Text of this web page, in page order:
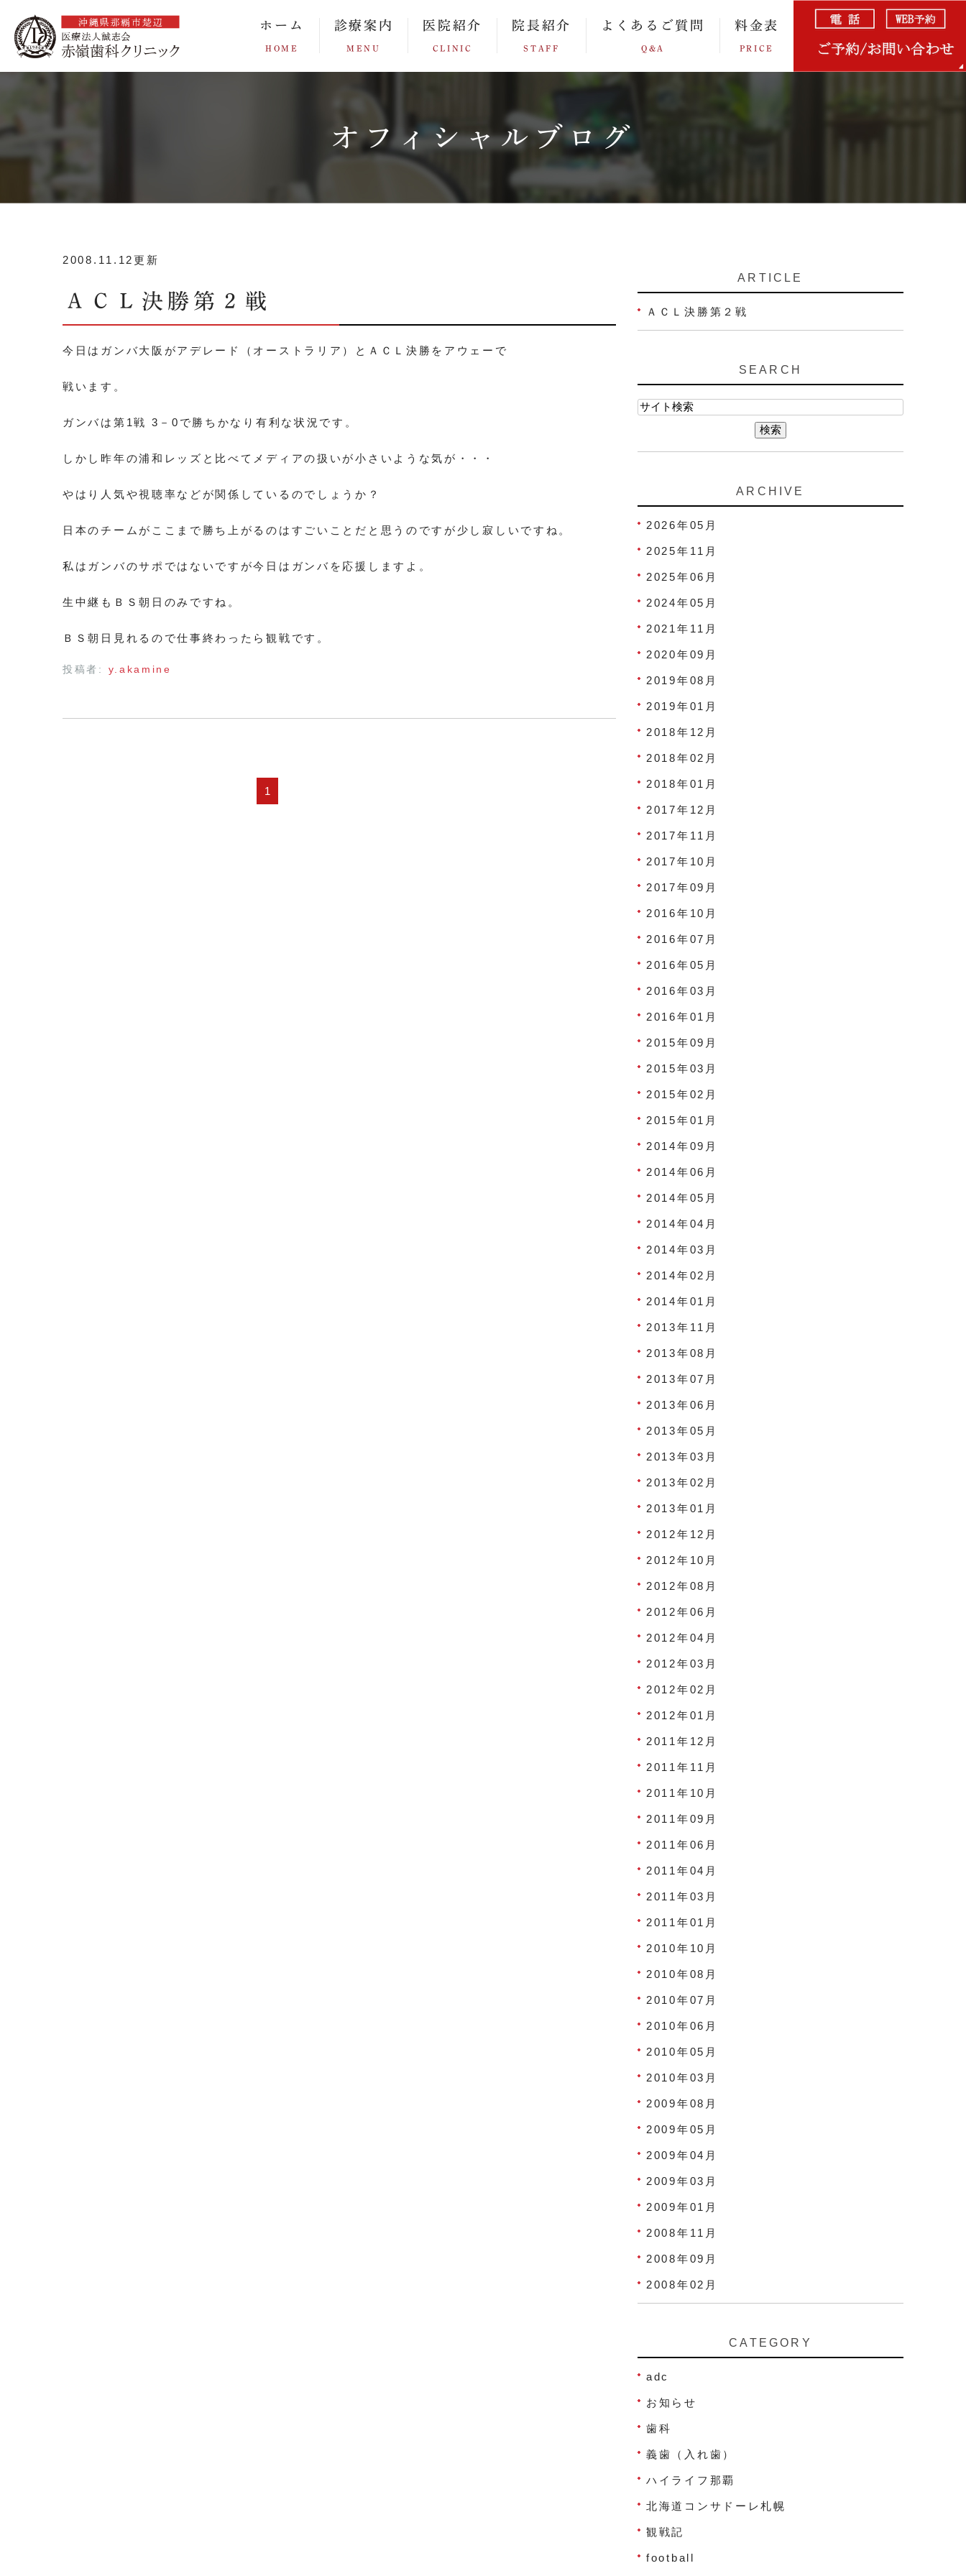
ホーム
HOME
診療案内
MENU
医院紹介
CLINIC
院長紹介
STAFF
よくあるご質問
Q&A
料金表
PRICE
オフィシャルブログ
2008.11.12更新
ＡＣＬ決勝第２戦
今日はガンバ大阪がアデレード（オーストラリア）とＡＣＬ決勝をアウェーで
戦います。
ガンバは第1戦 3－0で勝ちかなり有利な状況です。
しかし昨年の浦和レッズと比べてメディアの扱いが小さいような気が・・・
やはり人気や視聴率などが関係しているのでしょうか？
日本のチームがここまで勝ち上がるのはすごいことだと思うのですが少し寂しいですね。
私はガンバのサポではないですが今日はガンバを応援しますよ。
生中継もＢＳ朝日のみですね。
ＢＳ朝日見れるので仕事終わったら観戦です。
投稿者: y.akamine
1
ARTICLE
ＡＣＬ決勝第２戦
SEARCH
ARCHIVE
2026年05月
2025年11月
2025年06月
2024年05月
2021年11月
2020年09月
2019年08月
2019年01月
2018年12月
2018年02月
2018年01月
2017年12月
2017年11月
2017年10月
2017年09月
2016年10月
2016年07月
2016年05月
2016年03月
2016年01月
2015年09月
2015年03月
2015年02月
2015年01月
2014年09月
2014年06月
2014年05月
2014年04月
2014年03月
2014年02月
2014年01月
2013年11月
2013年08月
2013年07月
2013年06月
2013年05月
2013年03月
2013年02月
2013年01月
2012年12月
2012年10月
2012年08月
2012年06月
2012年04月
2012年03月
2012年02月
2012年01月
2011年12月
2011年11月
2011年10月
2011年09月
2011年06月
2011年04月
2011年03月
2011年01月
2010年10月
2010年08月
2010年07月
2010年06月
2010年05月
2010年03月
2009年08月
2009年05月
2009年04月
2009年03月
2009年01月
2008年11月
2008年09月
2008年02月
CATEGORY
adc
お知らせ
歯科
義歯（入れ歯）
ハイライフ那覇
北海道コンサドーレ札幌
観戦記
football